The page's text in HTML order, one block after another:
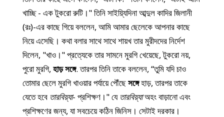
খাচ্ছি - এক টুকরো রুটি।" তিনি সাইয়্যিদিনা আব্দুল কাদির জিলানী
(রঃ)-এর কাছে গিয়ে বললেন, আমি আমার ছেলেকে আপনার কাছে
নিয়ে এসেছি। কথা বলার সাথে সাথে শায়খ তার মুরীদদের নির্দেশ
দিলেন, "খাও।" প্রত্যেকে তার সামনে মুরগি খেয়েছে, টুকরো নয়,
পুরো মুরগি, হাড় সঙ্গে. তারপর তিনি তাকে বললেন, “তুমি যদি চাও
তোমার ছেলে মুরগি খাওয়ার পর্যায়ে পৌঁছেসঙ্গেহাড়, তারপর তাকে
যেতে হবে তারবিয়্যা- প্রশিক্ষণ।" যেতারবিয়্যাঅহং বাড়ানো এবং
প্রশিক্ষণের জন্য, যা সবচেয়ে কঠিন জিনিস। সেটাই দরকার।